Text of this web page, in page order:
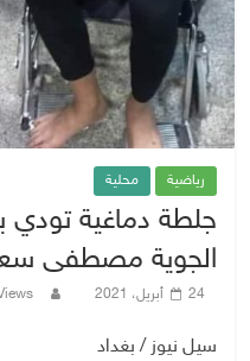
رياضية محلية
جلطة دماغية تودي
الجوية مصطفى
24 أبريل، 2021
سيل نيوز / بغداد